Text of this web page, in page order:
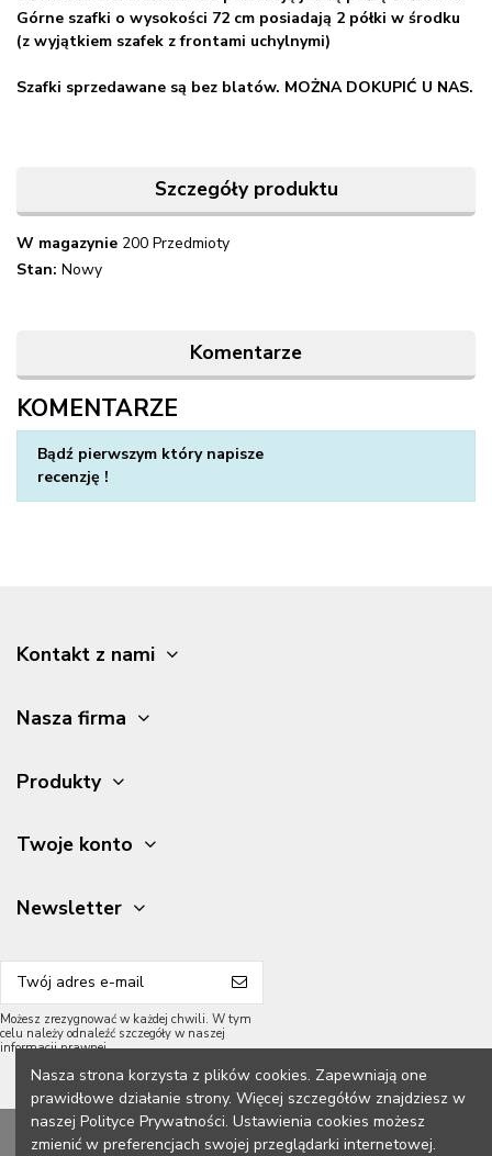
Górne szafki o wysokości 72 cm posiadają 2 półki w środku
(z wyjątkiem szafek z frontami uchylnymi)
Szafki sprzedawane są bez blatów. MOŻNA DOKUPIĆ U NAS.
Szczegóły produktu
W magazynie 200 Przedmioty
Stan: Nowy
Komentarze
KOMENTARZE
Bądź pierwszym który napisze
recenzję !
Kontakt z nami
Nasza firma
Produkty
Twoje konto
Newsletter
Możesz zrezygnować w każdej chwili. W tym
celu należy odnaleźć szczegóły w naszej
informacji prawnej.
2026 Meble Grycpol.
Nasza strona korzysta z plików cookies. Zapewniają one
prawidłowe działanie strony. Więcej szczegółów znajdziesz w
naszej Polityce Prywatności. Ustawienia cookies możesz
zmienić w preferencjach swojej przeglądarki internetowej.